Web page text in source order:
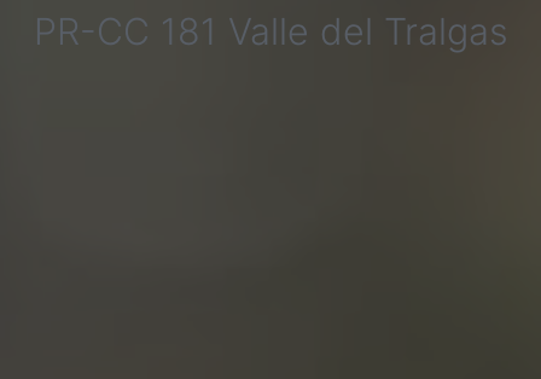
PR-CC 181 Valle del Tralgas